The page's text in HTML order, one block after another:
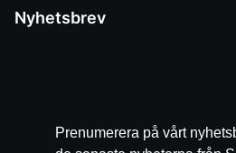
Nyhetsbrev